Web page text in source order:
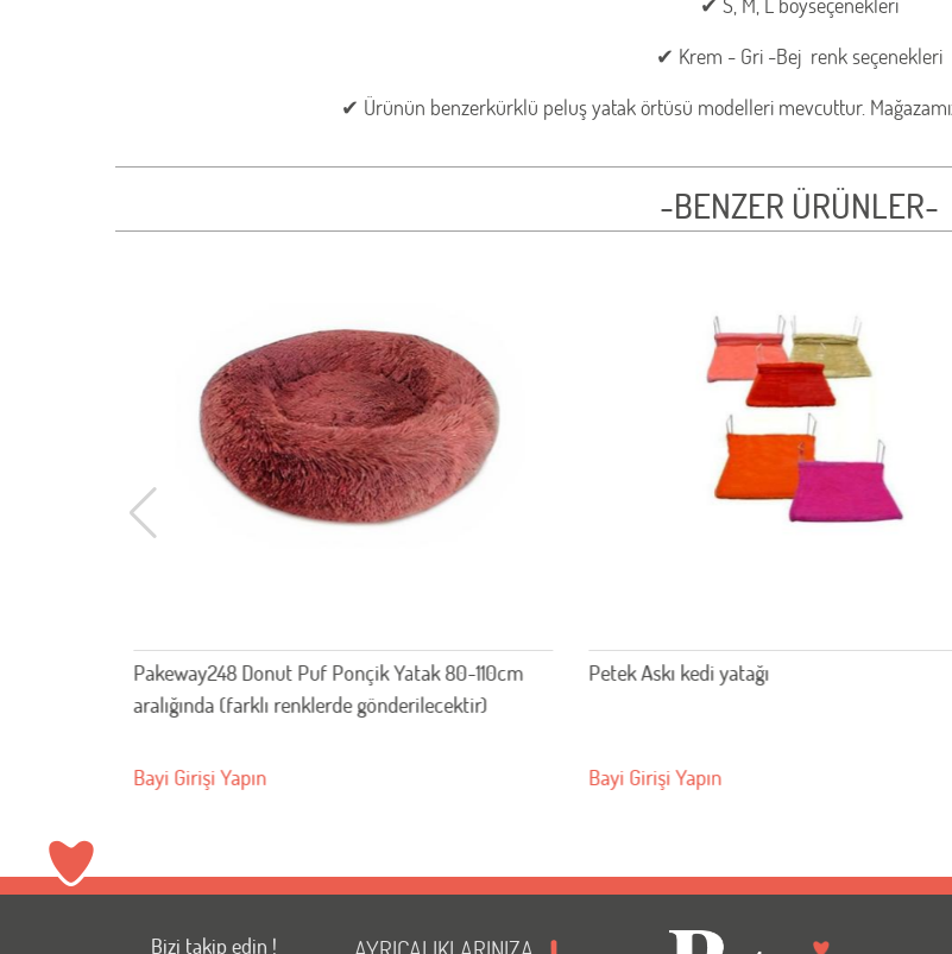
✔ Krem - Gri -Bej renk seçenekleri
✔ Ürünün benzerkürklü peluş yatak örtüsü modelleri mevcuttur.
-BENZER ÜRÜNLER-
Petek Askı kedi yatağı
Bayi Girişi Yapın
Cam İçin Vantuzlu Plastik Kedi Yatağı
Bayi Girişi Yapın
Bizi takip edin !